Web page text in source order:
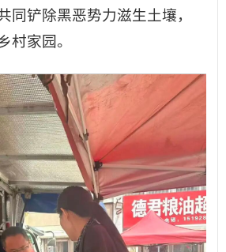
同铲除黑恶势力滋生土壤，
村家园。